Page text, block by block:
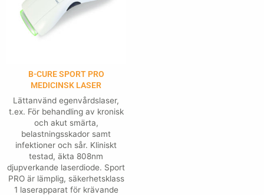
B-CURE SPORT PRO
MEDICINSK LASER
Lättanvänd egenvårdslaser,
t.ex. För behandling av kronisk
och akut smärta,
belastningsskador samt
infektioner och sår. Kliniskt
testad, äkta 808nm
djupverkande laserdiode. Sport
PRO är lämplig, säkerhetsklass
1 laserapparat för krävande